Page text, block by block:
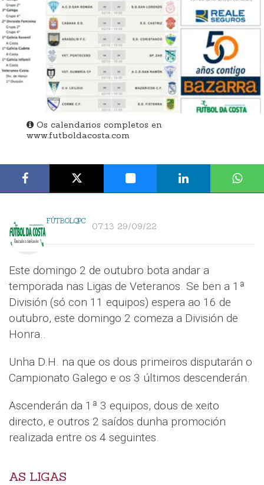
Os calendarios completos en
www.futboldacosta.com
FÚTBOLQPC 07:13 29/09/22
Este domingo 2 de outubro bota andar a
temporada nas Ligas de Veteranos. Se ben a 1ª
División (só con 11 equipos) espera ao 16 de
outubro, este domingo 2 comeza a División de
Honra..
Unha D.H. na que os dous primeiros disputarán o
Campionato Galego e os 3 últimos descenderán.
Ascenderán da 1ª 3 equipos, dous de xeito
directo, e outros 2 saídos dunha promoción
realizada entre os 4 seguintes.
AS LIGAS